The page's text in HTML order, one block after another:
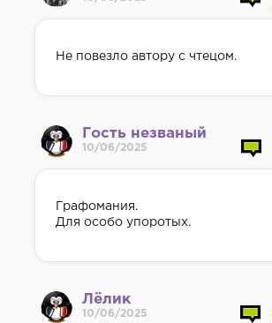
Не повезло автору с чтецом.
Гость незваный
10/06/2025
Графомания.
Для особо упоротых.
Лëлик
10/06/2025